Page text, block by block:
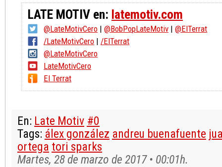
LATE MOTIV en: latemotiv.com
@LateMotivCero |@BobPopLateMotiv |@ElTerrat
/LateMotivCero |/ElTerrat
@LateMotivCero
LateMotivCero
El Terrat
En: Late Motiv #0
Tags: álex gonzález andreu buenafuente
ortega tori sparks
Martes, 28 de marzo de 2017 • 00:01h.